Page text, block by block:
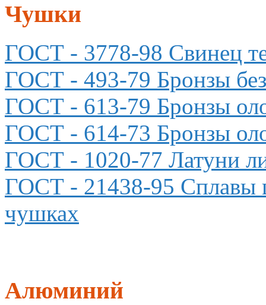
Чушки
ГОСТ - 3778-98 Свинец
ГОСТ - 493-79 Бронзы
ГОСТ - 613-79 Бронзы
ГОСТ - 614-73 Бронзы
ГОСТ - 1020-77 Латуни
ГОСТ - 21438-95 Сплавы
чушках
Алюминий